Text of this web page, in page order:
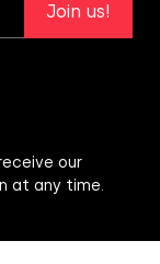
Join us!
our
at any time.